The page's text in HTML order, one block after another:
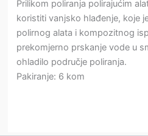
Prilikom poliranja polirajućim
koristiti vanjsko hlađenje, koje
polirnog alata i kompozitnog
prekomjerno prskanje vode u
ohladilo područje poliranja.
Pakiranje: 6 kom